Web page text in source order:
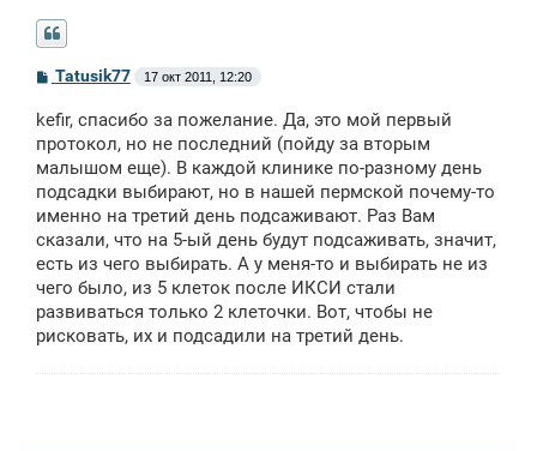
С
б
щ
е
н
и
Tatusik77 17 окт 2011, 12:20
kefir, спасибо за пожелание. Да, это мой первый
протокол, но не последний (пойду за вторым
малышом еще). В каждой клинике по-разному день
подсадки выбирают, но в нашей пермской почему-то
именно на третий день подсаживают. Раз Вам
сказали, что на 5-ый день будут подсаживать, значит,
есть из чего выбирать. А у меня-то и выбирать не из
чего было, из 5 клеток после ИКСИ стали
развиваться только 2 клеточки. Вот, чтобы не
рисковать, их и подсадили на третий день.